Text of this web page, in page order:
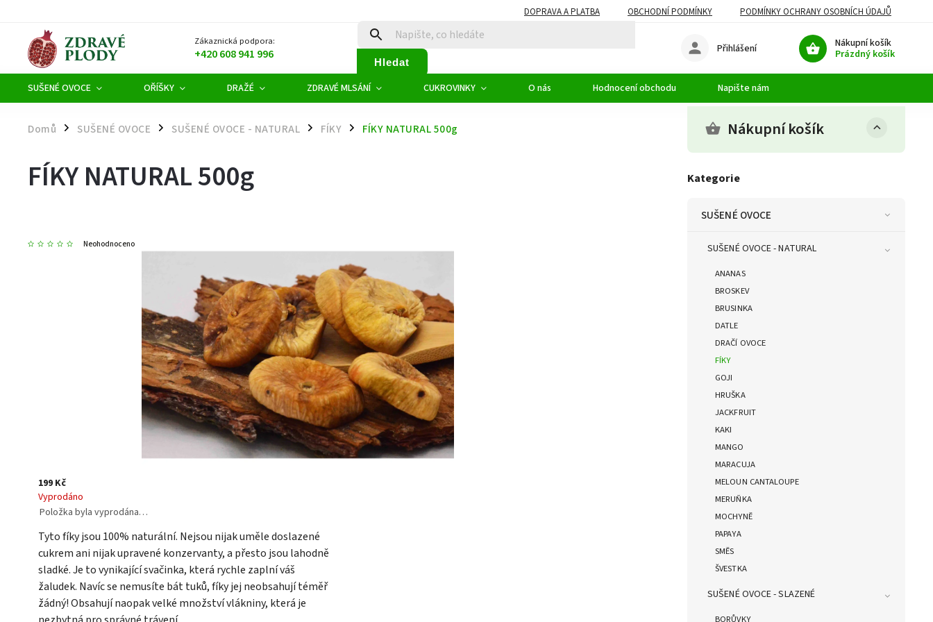
DOPRAVA A PLATBA OBCHODNÍ PODMÍNKY PODMÍNKY OCHRANY OSOBNÍCH ÚDAJŮ
Zákaznická podpora:
+420 608 941 996 Hledat
Nákupní košík
Prázdný košík
Přihlášení
SUŠENÉ OVOCE OŘÍŠKY DRAŽÉ ZDRAVÉ MLSÁNÍ CUKROVINKY O nás Hodnocení obchodu Napište nám
Domů / SUŠENÉ OVOCE / SUŠENÉ OVOCE - NATURAL / FÍKY / FÍKY NATURAL 500g Nákupní košík
Kategorie
SUŠENÉ OVOCE
SUŠENÉ OVOCE - NATURAL
ANANAS
BROSKEV
BRUSINKA
DATLE
DRAČÍ OVOCE
FÍKY
GOJI
HRUŠKA
JACKFRUIT
KAKI
MANGO
MARACUJA
MELOUN CANTALOUPE
MERUŇKA
MOCHYNĚ
PAPAYA
SMĚS
ŠVESTKA
SUŠENÉ OVOCE - SLAZENÉ
BORŮVKY
FÍKY NATURAL 500g
Neohodnoceno
199 Kč
Vyprodáno
Položka byla vyprodána…
Tyto fíky jsou 100% naturální. Nejsou nijak uměle doslazené
cukrem ani nijak upravené konzervanty, a přesto jsou lahodně
sladké. Je to vynikající svačinka, která rychle zaplní váš
žaludek. Navíc se nemusíte bát tuků, fíky jej neobsahují téměř
žádný! Obsahují naopak velké množství vlákniny, která je